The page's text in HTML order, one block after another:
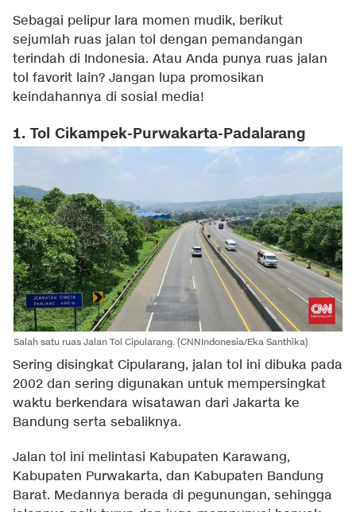
Sebagai pelipur lara momen mudik, berikut
sejumlah ruas jalan tol dengan pemandangan
terindah di Indonesia. Atau Anda punya ruas jalan
tol favorit lain? Jangan lupa promosikan
keindahannya di sosial media!
1. Tol Cikampek-Purwakarta-Padalarang
Salah satu ruas Jalan Tol Cipularang. (CNNIndonesia/Eka Santhika)
Sering disingkat Cipularang, jalan tol ini dibuka pada
2002 dan sering digunakan untuk mempersingkat
waktu berkendara wisatawan dari Jakarta ke
Bandung serta sebaliknya.
Jalan tol ini melintasi Kabupaten Karawang,
Kabupaten Purwakarta, dan Kabupaten Bandung
Barat. Medannya berada di pegunungan, sehingga